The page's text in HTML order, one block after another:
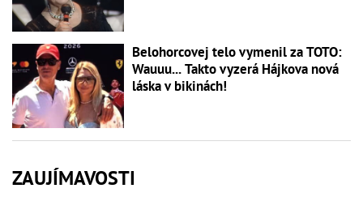
Belohorcovej telo vymenil za TOTO:
Wauuu... Takto vyzerá Hájkova nová
láska v bikinách!
ZAUJÍMAVOSTI